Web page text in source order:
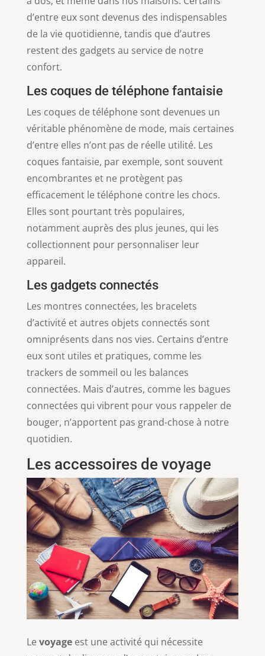
d’entre eux sont devenus des indispensables
de la vie quotidienne, tandis que d’autres
restent des gadgets au service de notre
confort.
Les coques de téléphone fantaisie
Les coques de téléphone sont devenues un
véritable phénomène de mode, mais certaines
d’entre elles n’ont pas de réelle utilité. Les
coques fantaisie, par exemple, sont souvent
encombrantes et ne protègent pas
efficacement le téléphone contre les chocs.
Elles sont pourtant très populaires,
notamment auprès des plus jeunes, qui les
collectionnent pour personnaliser leur
appareil.
Les gadgets connectés
Les montres connectées, les bracelets
d’activité et autres objets connectés sont
omniprésents dans nos vies. Certains d’entre
eux sont utiles et pratiques, comme les
trackers de sommeil ou les balances
connectées. Mais d’autres, comme les bagues
connectées qui vibrent pour vous rappeler de
bouger, n’apportent pas grand-chose à notre
quotidien.
Les accessoires de voyage
Le voyageest une activité qui nécessite